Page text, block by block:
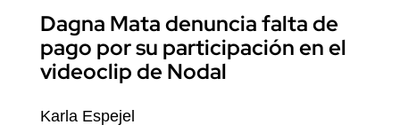
Dagna Mata denuncia falta de
pago por su participación en el
videoclip de Nodal
Karla Espejel